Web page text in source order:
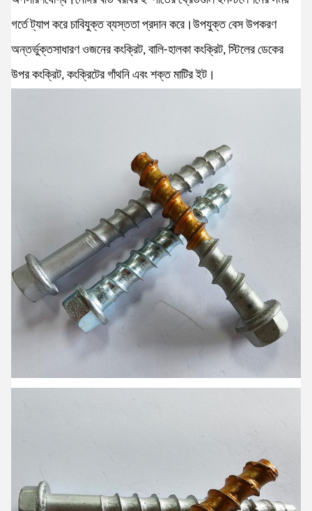
গর্তে ট্যাপ করে চাবিযুক্ত ব্যস্ততা প্রদান করে।উপযুক্ত বেস উপকরণ
অন্তর্ভুক্তসাধারণ ওজনের কংক্রিট, বালি-হালকা কংক্রিট, স্টিলের ডেকের
উপর কংক্রিট, কংক্রিটের গাঁথনি এবং শক্ত মাটির ইট।